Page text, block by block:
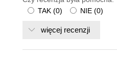
TAK (0) NIE (0)
więcej recenzji